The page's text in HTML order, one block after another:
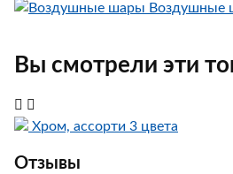
Воздушные
Вы смотрели эти
Хром, ассорти 3 цвета
Отзывы